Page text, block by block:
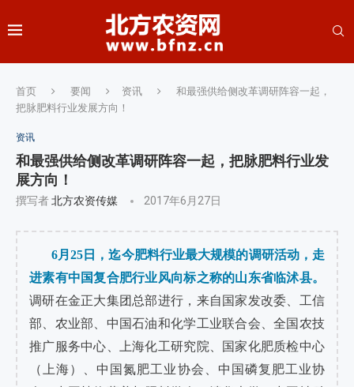
首页 要闻 资讯
和最强供给侧改革调研阵容一起，
把脉肥料行业发展方向！
资讯
和最强供给侧改革调研阵容一起，把脉肥料行业发
展方向！
撰写者北方农资传媒 2017年6月27日
6月25日，迄今肥料行业最大规模的调研活动，走
进素有中国复合肥行业风向标之称的山东省临沭县。
调研在金正大集团总部进行，来自国家发改委、工信
部、农业部、中国石油和化学工业联合会、全国农技
推广服务中心、上海化工研究院、国家化肥质检中心
（上海）、中国氮肥工业协会、中国磷复肥工业协